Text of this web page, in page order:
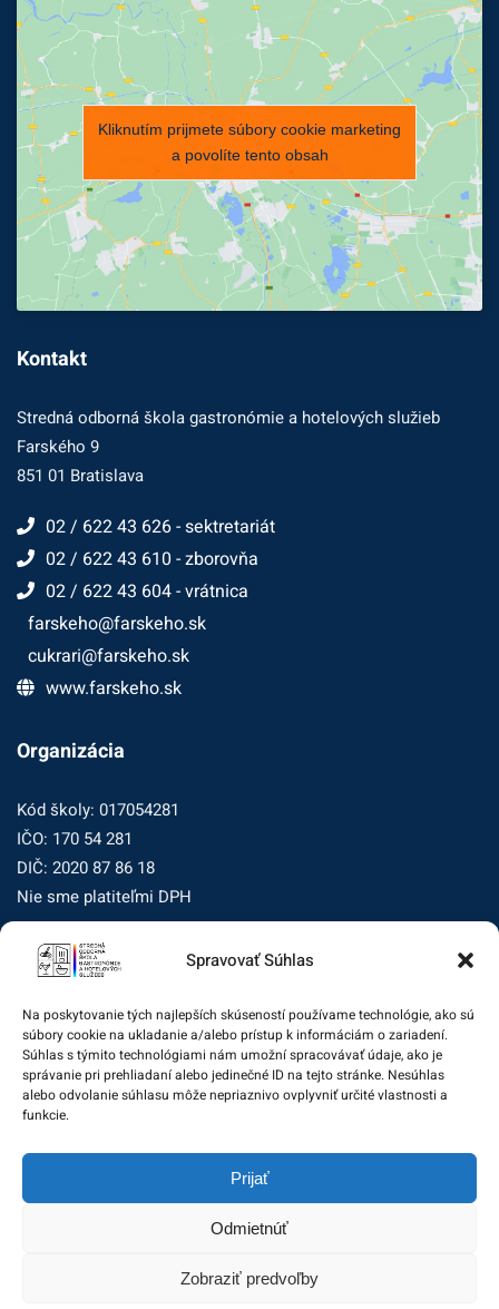
Spravovať Súhlas
Na poskytovanie tých najlepších skúseností používame technológie, ako sú
súbory cookie na ukladanie a/alebo prístup k informáciám o zariadení.
Súhlas s týmito technológiami nám umožní spracovávať údaje, ako je
správanie pri prehliadaní alebo jedinečné ID na tejto stránke. Nesúhlas
alebo odvolanie súhlasu môže nepriaznivo ovplyvniť určité vlastnosti a
funkcie.
Prijať
Odmietnúť
Zobraziť predvoľby
Kliknutím prijmete súbory cookie marketing
a povolíte tento obsah
Kontakt
Stredná odborná škola gastronómie a hotelových služieb
Farského 9
851 01 Bratislava
02 / 622 43 626 - sektretariát
02 / 622 43 610 - zborovňa
02 / 622 43 604 - vrátnica
farskeho@farskeho.sk
cukrari@farskeho.sk
www.farskeho.sk
Organizácia
Kód školy: 017054281
IČO: 170 54 281
DIČ: 2020 87 86 18
Nie sme platiteľmi DPH
Zásady ochrany osobných údajov
Dohľad nad ochranou osobných údajov
Žiadosť dotknutej osoby na uplatnenie jej práv
Zodpovedná osoba za ochranu osobných údajov:
zo@eurotrading.sk